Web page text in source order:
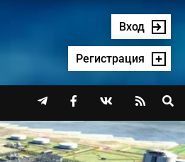
Вход
Регистрация
   